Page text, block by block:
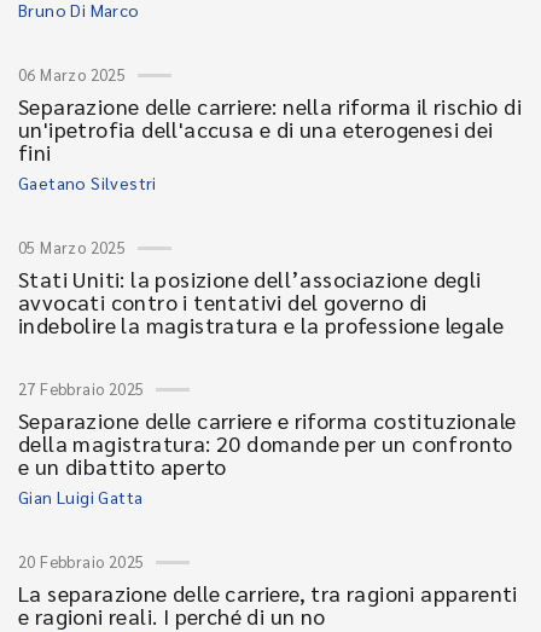
Bruno Di Marco
06 Marzo 2025
Separazione delle carriere: nella riforma il rischio di
un'ipetrofia dell'accusa e di una eterogenesi dei
fini
Gaetano Silvestri
05 Marzo 2025
Stati Uniti: la posizione dell’associazione degli
avvocati contro i tentativi del governo di
indebolire la magistratura e la professione legale
27 Febbraio 2025
Separazione delle carriere e riforma costituzionale
della magistratura: 20 domande per un confronto
e un dibattito aperto
Gian Luigi Gatta
20 Febbraio 2025
La separazione delle carriere, tra ragioni apparenti
e ragioni reali. I perché di un no